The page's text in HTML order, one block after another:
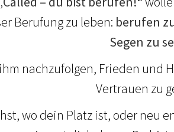
Berufung zu leben: berufen
Segen zu
nachzufolgen, Frieden und
Vertrauen zu
wo dein Platz ist, oder neu